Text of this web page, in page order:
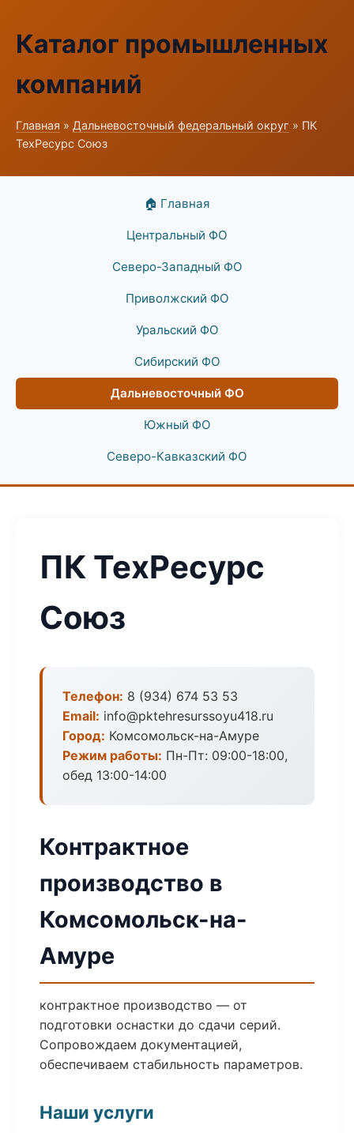
Каталог промышленных
компаний
Главная » Дальневосточный федеральный округ » ПК
ТехРесурс Союз
🏠 Главная
Центральный ФО
Северо-Западный ФО
Приволжский ФО
Уральский ФО
Сибирский ФО
Дальневосточный ФО
Южный ФО
Северо-Кавказский ФО
ПК ТехРесурс
Союз
Телефон: 8 (934) 674 53 53
Email: info@pktehresurssoyu418.ru
Город: Комсомольск-на-Амуре
Режим работы: Пн-Пт: 09:00-18:00,
обед 13:00-14:00
Контрактное
производство в
Комсомольск-на-
Амуре
контрактное производство — от
подготовки оснастки до сдачи серий.
Сопровождаем документацией,
обеспечиваем стабильность параметров.
Наши услуги